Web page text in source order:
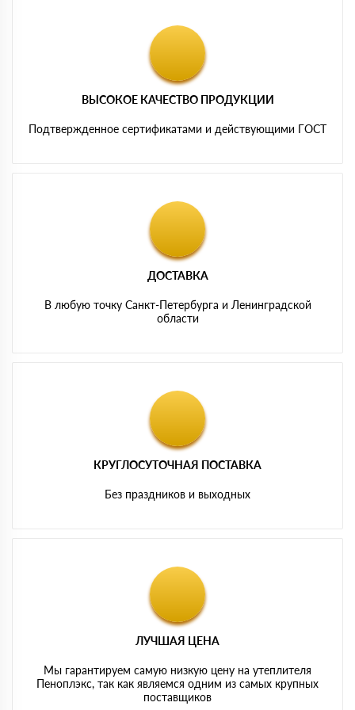
ВЫСОКОЕ КАЧЕСТВО ПРОДУКЦИИ
Подтвержденное сертификатами и действующими ГОСТ
ДОСТАВКА
В любую точку Санкт-Петербурга и Ленинградской
области
КРУГЛОСУТОЧНАЯ ПОСТАВКА
Без праздников и выходных
ЛУЧШАЯ ЦЕНА
Мы гарантируем самую низкую цену на утеплителя
Пеноплэкс, так как являемся одним из самых крупных
поставщиков